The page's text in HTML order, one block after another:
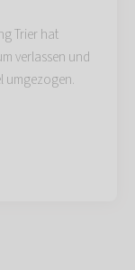
Trier hat
verlassen und
umgezogen.